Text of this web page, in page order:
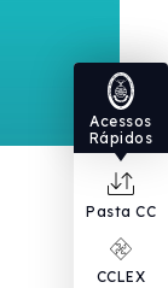
Acessos
Rápidos
Pasta CC
CCLEX